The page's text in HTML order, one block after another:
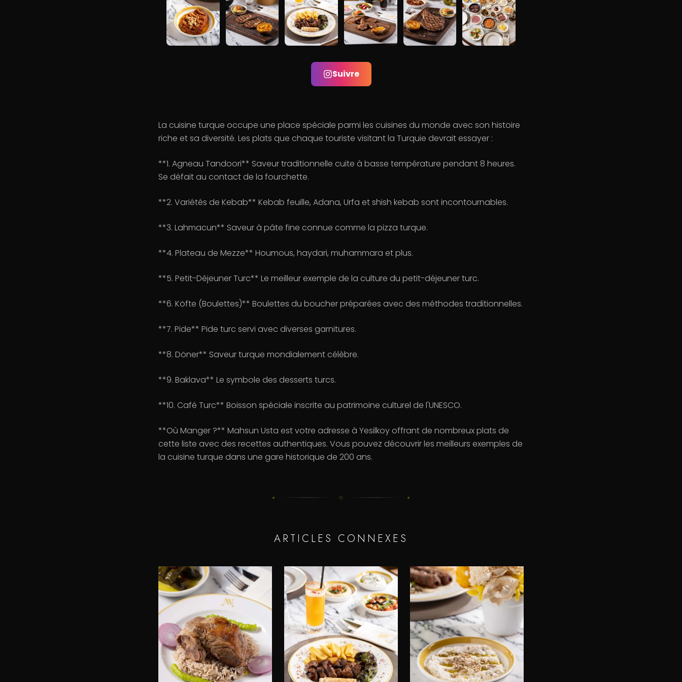
Suivre
La cuisine turque occupe une place spéciale parmi les cuisines du monde avec son histoire
riche et sa diversité. Les plats que chaque touriste visitant la Turquie devrait essayer :
**1. Agneau Tandoori** Saveur traditionnelle cuite à basse température pendant 8 heures.
Se défait au contact de la fourchette.
**2. Variétés de Kebab** Kebab feuille, Adana, Urfa et shish kebab sont incontournables.
**3. Lahmacun** Saveur à pâte fine connue comme la pizza turque.
**4. Plateau de Mezze** Houmous, haydari, muhammara et plus.
**5. Petit-Déjeuner Turc** Le meilleur exemple de la culture du petit-déjeuner turc.
**6. Köfte (Boulettes)** Boulettes du boucher préparées avec des méthodes traditionnelles.
**7. Pide** Pide turc servi avec diverses garnitures.
**8. Döner** Saveur turque mondialement célèbre.
**9. Baklava** Le symbole des desserts turcs.
**10. Café Turc** Boisson spéciale inscrite au patrimoine culturel de l'UNESCO.
**Où Manger ?** Mahsun Usta est votre adresse à Yesilkoy offrant de nombreux plats de
cette liste avec des recettes authentiques. Vous pouvez découvrir les meilleurs exemples de
la cuisine turque dans une gare historique de 200 ans.
ARTICLES CONNEXES